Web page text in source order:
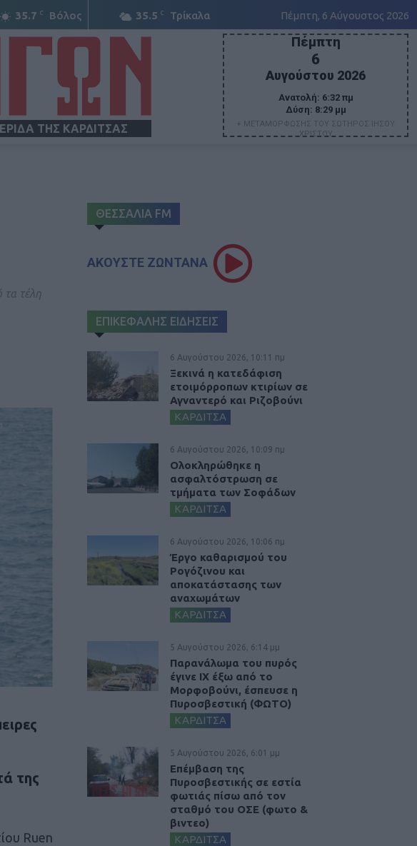
35.7 C Βόλος 35.5 C Τρίκαλα Πέμπτη, 6 Αύγουστος 2026
ΤΗΣ ΚΑΡΔΙΤΣΑΣ
Πέμπτη
6
Αυγούστου 2026
Ανατολή: 6:32 πμ
Δύση: 8:29 μμ
+ ΜΕΤΑΜΟΡΦΩΣΗΣ ΤΟΥ ΣΩΤΗΡΟΣ ΙΗΣΟΥ
ΧΡΙΣΤΟΥ
τα τέλη
της
Ruen
ΘΕΣΣΑΛΙΑ FM
ΑΚΟΥΣΤΕ ΖΩΝΤΑΝΑ
ΕΠΙΚΕΦΑΛΗΣ ΕΙΔΗΣΕΙΣ
6 Αυγούστου 2026, 10:11 πμ
Ξεκινά η κατεδάφιση
ετοιμόρροπων κτιρίων σε
Αγναντερό και Ριζοβούνι
ΚΑΡΔΙΤΣΑ
6 Αυγούστου 2026, 10:09 πμ
Ολοκληρώθηκε η
ασφαλτόστρωση σε
τμήματα των Σοφάδων
ΚΑΡΔΙΤΣΑ
6 Αυγούστου 2026, 10:06 πμ
Έργο καθαρισμού του
Ρογόζινου και
αποκατάστασης των
αναχωμάτων
ΚΑΡΔΙΤΣΑ
5 Αυγούστου 2026, 6:14 μμ
Παρανάλωμα του πυρός
έγινε ΙΧ έξω από το
Μορφοβούνι, έσπευσε η
Πυροσβεστική (ΦΩΤΟ)
ΚΑΡΔΙΤΣΑ
5 Αυγούστου 2026, 6:01 μμ
Επέμβαση της
Πυροσβεστικής σε εστία
φωτιάς πίσω από τον
σταθμό του ΟΣΕ (φωτο &
βιντεο)
ΚΑΡΔΙΤΣΑ